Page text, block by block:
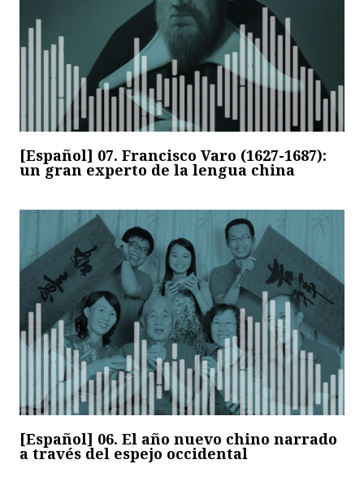
[Español] 07. Francisco Varo (1627-1687):
un gran experto de la lengua china
[Español] 06. El año nuevo chino narrado
a través del espejo occidental